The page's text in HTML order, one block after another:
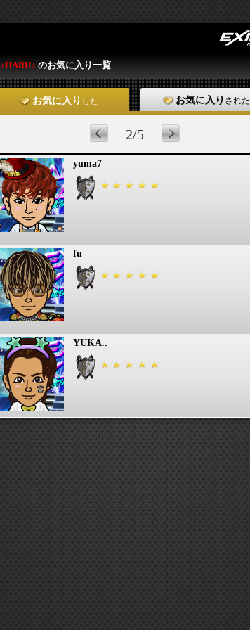
♪HARU♪ のお気に入り一覧
お気に入り した お気に入り された
2/5
yuma7
fu
YUKA..